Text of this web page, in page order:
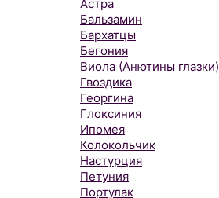
Астра
Бальзамин
Бархатцы
Бегония
Виола (Анютины глазки)
Гвоздика
Георгина
Глоксиния
Ипомея
Колокольчик
Настурция
Петуния
Портулак